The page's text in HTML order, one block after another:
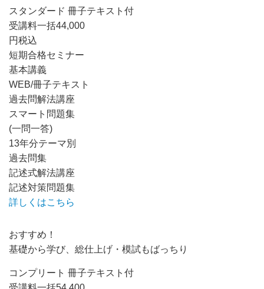
スタンダード 冊子テキスト付
受講料一括44,000
円税込
短期合格セミナー
基本講義
WEB/冊子テキスト
過去問解法講座
スマート問題集
(一問一答)
13年分テーマ別
過去問集
記述式解法講座
記述対策問題集
詳しくはこちら
おすすめ！
基礎から学び、総仕上げ・模試もばっちり
コンプリート 冊子テキスト付